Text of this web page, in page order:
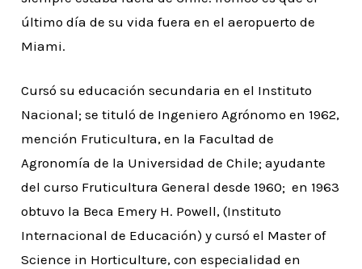
último día de su vida fuera en el aeropuerto de
Miami.
Cursó su educación secundaria en el Instituto
Nacional; se tituló de Ingeniero Agrónomo en 1962,
mención Fruticultura, en la Facultad de
Agronomía de la Universidad de Chile; ayudante
del curso Fruticultura General desde 1960; en 1963
obtuvo la Beca Emery H. Powell, (Instituto
Internacional de Educación) y cursó el Master of
Science in Horticulture, con especialidad en